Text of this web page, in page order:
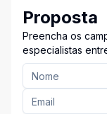
Proposta
Preencha os
especialistas